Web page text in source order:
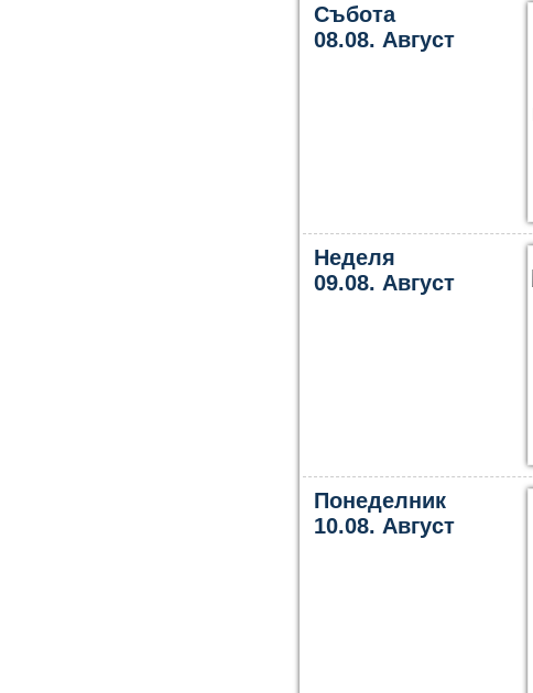
Събота
08.08. Август
Неделя
09.08. Август
Понеделник
10.08. Август